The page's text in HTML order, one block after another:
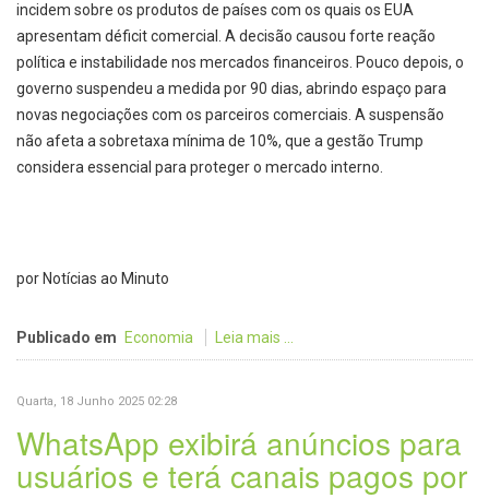
incidem sobre os produtos de países com os quais os EUA
apresentam déficit comercial. A decisão causou forte reação
política e instabilidade nos mercados financeiros. Pouco depois, o
governo suspendeu a medida por 90 dias, abrindo espaço para
novas negociações com os parceiros comerciais. A suspensão
não afeta a sobretaxa mínima de 10%, que a gestão Trump
considera essencial para proteger o mercado interno.
por Notícias ao Minuto
Publicado em Economia Leia mais ...
Quarta, 18 Junho 2025 02:28
WhatsApp exibirá anúncios para
usuários e terá canais pagos por